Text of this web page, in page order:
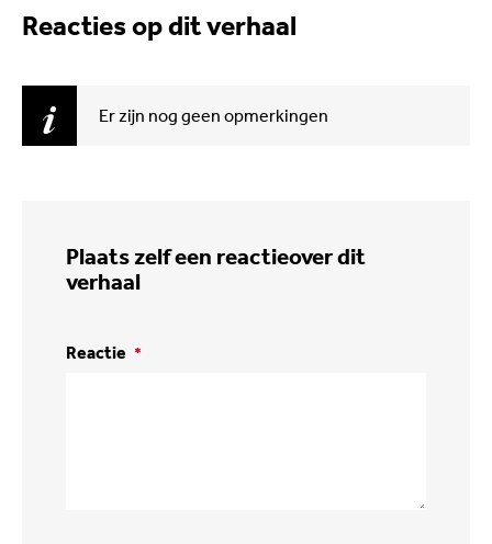
Reacties op dit verhaal
Er zijn nog geen opmerkingen
Plaats zelf een reactieover dit
verhaal
Reactie *